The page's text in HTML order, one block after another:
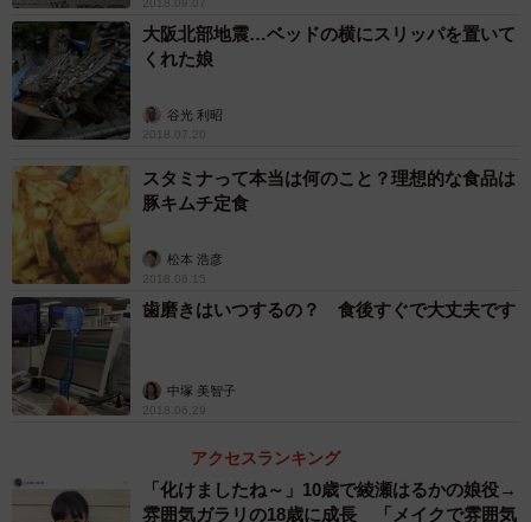
2018.09.07
大阪北部地震…ベッドの横にスリッパを置いて
くれた娘
谷光 利昭
2018.07.20
スタミナって本当は何のこと？理想的な食品は
豚キムチ定食
松本 浩彦
2018.06.15
歯磨きはいつするの？ 食後すぐで大丈夫です
中塚 美智子
2018.06.29
アクセスランキング
「化けましたね～」10歳で綾瀬はるかの娘役→
雰囲気ガラリの18歳に成長 「メイクで雰囲気